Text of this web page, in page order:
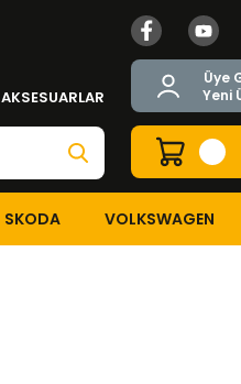
AKSESUARLAR
Üye
Yeni
SKODA VOLKSWAGEN